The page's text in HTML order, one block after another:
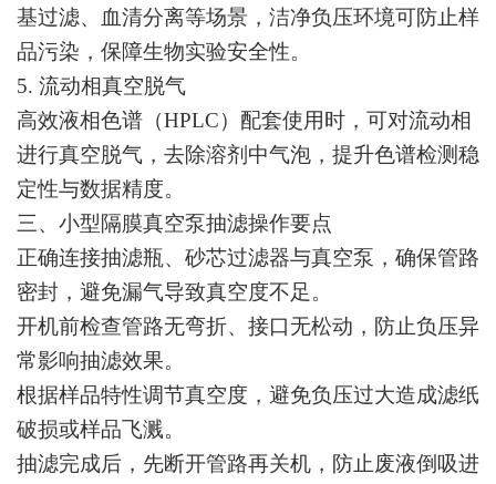
基过滤、血清分离等场景，洁净负压环境可防止样
品污染，保障生物实验安全性。
5. 流动相真空脱气
高效液相色谱（HPLC）配套使用时，可对流动相
进行真空脱气，去除溶剂中气泡，提升色谱检测稳
定性与数据精度。
三、小型隔膜真空泵抽滤操作要点
正确连接抽滤瓶、砂芯过滤器与真空泵，确保管路
密封，避免漏气导致真空度不足。
开机前检查管路无弯折、接口无松动，防止负压异
常影响抽滤效果。
根据样品特性调节真空度，避免负压过大造成滤纸
破损或样品飞溅。
抽滤完成后，先断开管路再关机，防止废液倒吸进